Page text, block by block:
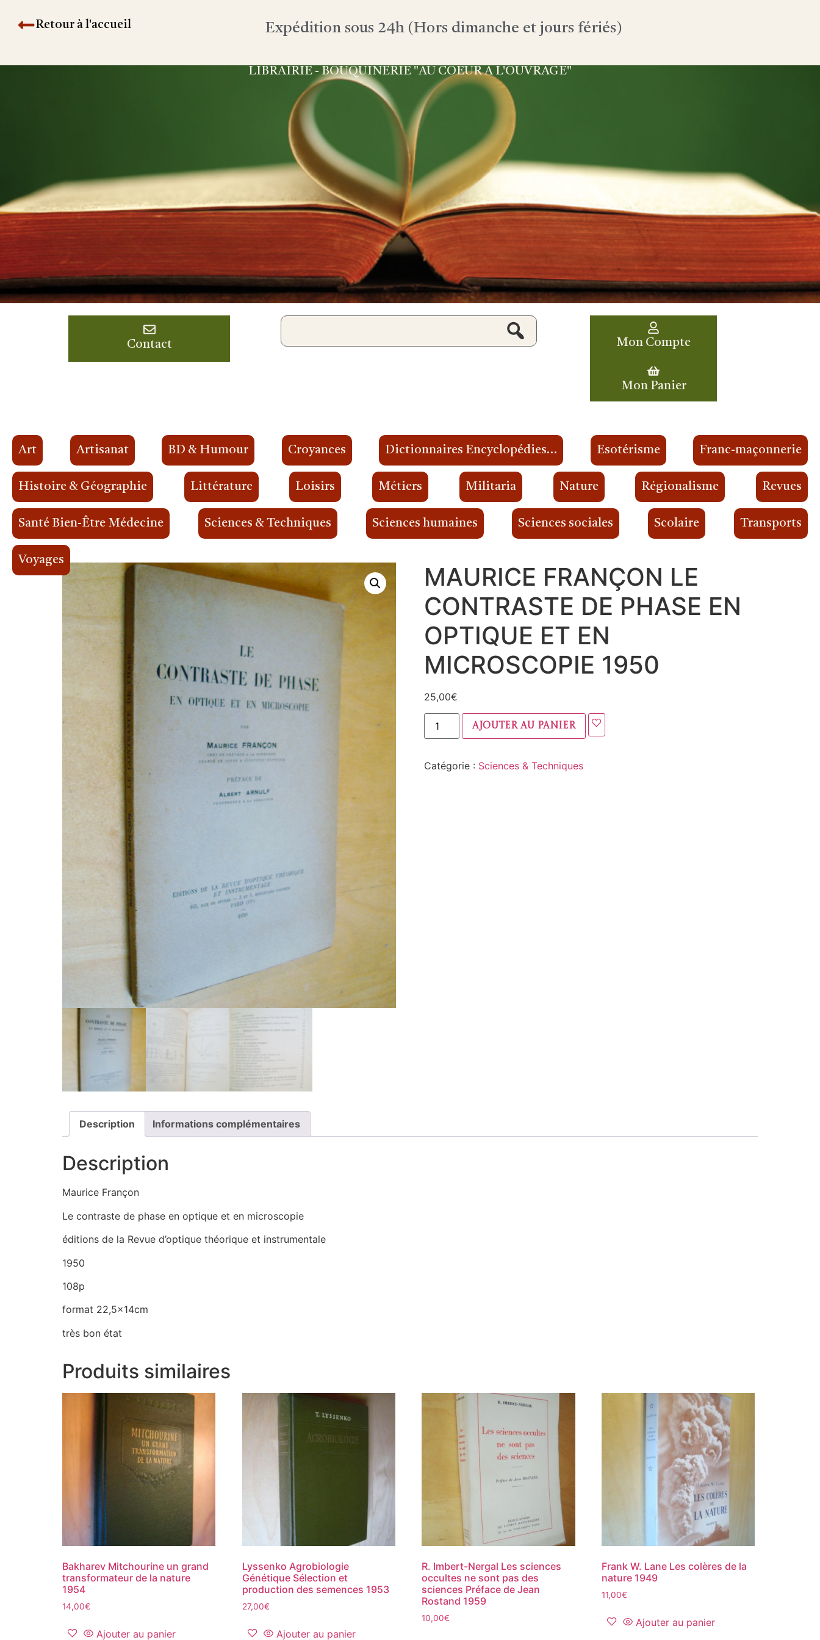
Retour à l'accueil Expédition sous 24h (Hors dimanche et jours fériés)
LIBRAIRIE - BOUQUINERIE "AU COEUR À L'OUVRAGE"
Contact Mon Compte
Mon Panier
Art Artisanat BD & Humour Croyances Dictionnaires Encyclopédies… Esotérisme Franc-maçonnerie
Histoire & Géographie Littérature Loisirs Métiers Militaria Nature Régionalisme Revues
Santé Bien-Être Médecine Sciences & Techniques Sciences humaines Sciences sociales Scolaire Transports
Voyages
MAURICE FRANÇON LE
CONTRASTE DE PHASE EN
OPTIQUE ET EN
MICROSCOPIE 1950
25,00€
Ajouter au panier
Catégorie : Sciences & Techniques
Description Informations complémentaires
Description
Maurice Françon
Le contraste de phase en optique et en microscopie
éditions de la Revue d’optique théorique et instrumentale
1950
108p
format 22,5x14cm
très bon état
Produits similaires
Bakharev Mitchourine un grand
transformateur de la nature
1954
14,00€
Ajouter au panier
Lyssenko Agrobiologie
Génétique Sélection et
production des semences 1953
27,00€
Ajouter au panier
R. Imbert-Nergal Les sciences
occultes ne sont pas des
sciences Préface de Jean
Rostand 1959
10,00€
Frank W. Lane Les colères de la
nature 1949
11,00€
Ajouter au panier